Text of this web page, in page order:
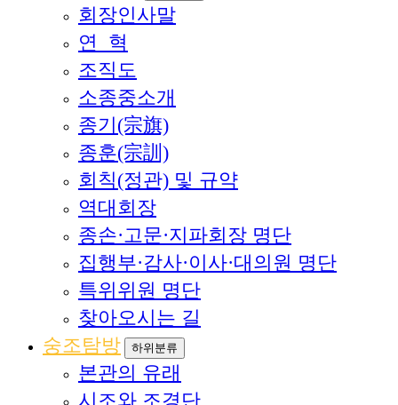
회장인사말
연 혁
조직도
소종중소개
종기(宗旗)
종훈(宗訓)
회칙(정관) 및 규약
역대회장
종손·고문·지파회장 명단
집행부·감사·이사·대의원 명단
특위위원 명단
찾아오시는 길
숭조탐방
하위분류
본관의 유래
시조와 조경단